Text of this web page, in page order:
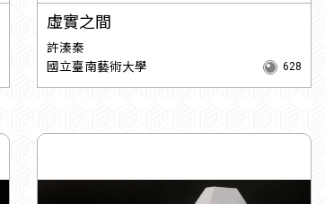
虛實之間
許溱秦
國立臺南藝術大學
628